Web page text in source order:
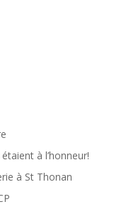
à l’honneur!
à St Thonan